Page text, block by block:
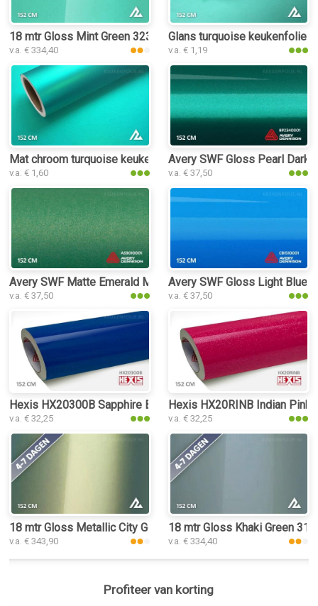
18 mtr Gloss Mint Green 3235 keukenfolie
v.a. € 334,40
Glans turquoise keukenfolie
v.a. € 1,19
Mat chroom turquoise keukenfolie
v.a. € 1,60
Avery SWF Gloss Pearl Dark
v.a. € 37,50
Avery SWF Matte Emerald Metallic keukenfolie
v.a. € 37,50
Avery SWF Gloss Light Blue
v.a. € 37,50
Hexis HX20300B Sapphire Blue Gloss keukenfolie
v.a. € 32,25
Hexis HX20RINB Indian Pink
v.a. € 32,25
18 mtr Gloss Metallic City Gold Shift 3166 keukenfolie
v.a. € 343,90
18 mtr Gloss Khaki Green
v.a. € 334,40
Profiteer van korting